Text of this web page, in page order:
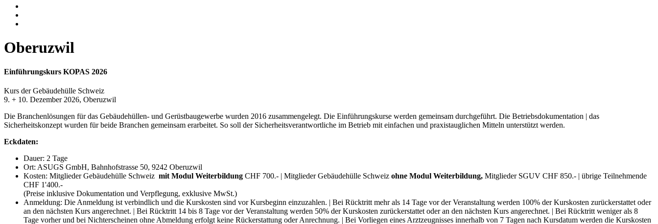
Oberuzwil
Einführungskurs KOPAS 2026
Kurs der Gebäudehülle Schweiz
9. + 10. Dezember 2026, Oberuzwil
Die Branchenlösungen für das Gebäudehüllen- und Gerüstbaugewerbe wurden 2016 zusammengelegt. Die Einführungskurse werden gemeinsam durchgeführt. Die Betriebsdokumentation | das
Sicherheitskonzept wurden für beide Branchen gemeinsam erarbeitet. So soll der Sicherheitsverantwortliche im Betrieb mit einfachen und praxistauglichen Mitteln unterstützt werden.
Eckdaten:
Dauer: 2 Tage
Ort: ASUGS GmbH, Bahnhofstrasse 50, 9242 Oberuzwil
Kosten: Mitglieder Gebäudehülle Schweiz mit Modul Weiterbildung CHF 700.- | Mitglieder Gebäudehülle Schweiz ohne Modul Weiterbildung, Mitglieder SGUV CHF 850.- | übrige Teilnehmende
CHF 1'400.-
(Preise inklusive Dokumentation und Verpflegung, exklusive MwSt.)
Anmeldung: Die Anmeldung ist verbindlich und die Kurskosten sind vor Kursbeginn einzuzahlen. | Bei Rücktritt mehr als 14 Tage vor der Veranstaltung werden 100% der Kurskosten zurückerstattet oder
an den nächsten Kurs angerechnet. | Bei Rücktritt 14 bis 8 Tage vor der Veranstaltung werden 50% der Kurskosten zurückerstattet oder an den nächsten Kurs angerechnet. | Bei Rücktritt weniger als 8
Tage vorher und bei Nichterscheinen ohne Abmeldung erfolgt keine Rückerstattung oder Anrechnung. | Bei Vorliegen eines Arztzeugnisses innerhalb von 7 Tagen nach Kursdatum werden die Kurskosten